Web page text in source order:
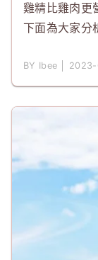
雞精比雞肉更
下面為大家分
BY Ibee │